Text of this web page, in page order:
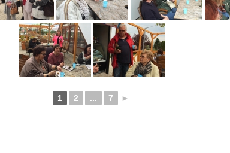
1 2 ... 7 ►